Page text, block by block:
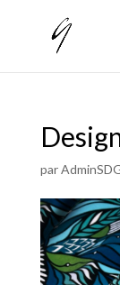
par